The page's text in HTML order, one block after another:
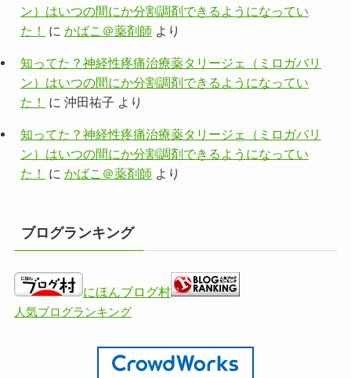
ン）はいつの間にか分割調剤できるようになってい
た！
に かばこ＠薬剤師 より
知ってた？神経性疼痛治療薬タリージェ（ミロガバリ
ン）はいつの間にか分割調剤できるようになってい
た！
に 沖田祐子 より
知ってた？神経性疼痛治療薬タリージェ（ミロガバリ
ン）はいつの間にか分割調剤できるようになってい
た！
に かばこ＠薬剤師 より
ブログランキング
にほんブログ村
人気ブログランキング